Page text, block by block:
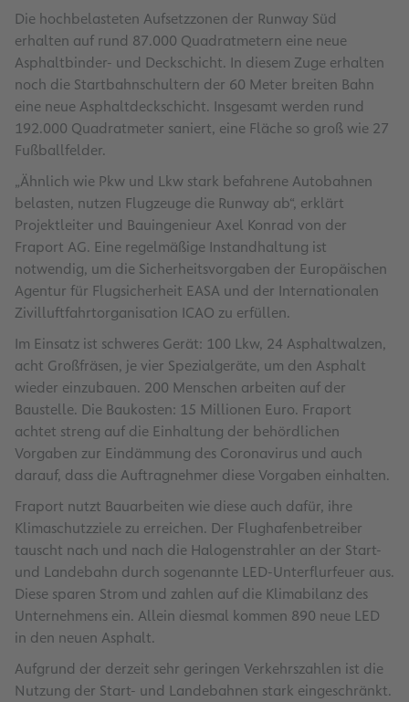
Die hochbelasteten Aufsetzzonen der Runway Süd
erhalten auf rund 87.000 Quadratmetern eine neue
Asphaltbinder- und Deckschicht. In diesem Zuge erhalten
noch die Startbahnschultern der 60 Meter breiten Bahn
eine neue Asphaltdeckschicht. Insgesamt werden rund
192.000 Quadratmeter saniert, eine Fläche so groß wie 27
Fußballfelder.
„Ähnlich wie Pkw und Lkw stark befahrene Autobahnen
belasten, nutzen Flugzeuge die Runway ab“, erklärt
Projektleiter und Bauingenieur Axel Konrad von der
Fraport AG. Eine regelmäßige Instandhaltung ist
notwendig, um die Sicherheitsvorgaben der Europäischen
Agentur für Flugsicherheit EASA und der Internationalen
Zivilluftfahrtorganisation ICAO zu erfüllen.
Im Einsatz ist schweres Gerät: 100 Lkw, 24 Asphaltwalzen,
acht Großfräsen, je vier Spezialgeräte, um den Asphalt
wieder einzubauen. 200 Menschen arbeiten auf der
Baustelle. Die Baukosten: 15 Millionen Euro. Fraport
achtet streng auf die Einhaltung der behördlichen
Vorgaben zur Eindämmung des Coronavirus und auch
darauf, dass die Auftragnehmer diese Vorgaben einhalten.
Fraport nutzt Bauarbeiten wie diese auch dafür, ihre
Klimaschutzziele zu erreichen. Der Flughafenbetreiber
tauscht nach und nach die Halogenstrahler an der Start-
und Landebahn durch sogenannte LED-Unterflurfeuer aus.
Diese sparen Strom und zahlen auf die Klimabilanz des
Unternehmens ein. Allein diesmal kommen 890 neue LED
in den neuen Asphalt.
Aufgrund der derzeit sehr geringen Verkehrszahlen ist die
Nutzung der Start- und Landebahnen stark eingeschränkt.